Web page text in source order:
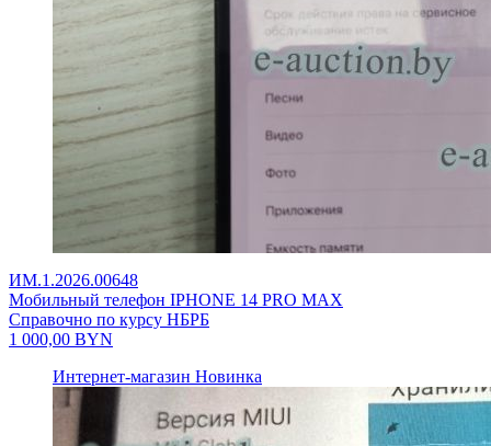
ИМ.1.2026.00648
Мобильный телефон IPHONE 14 PRO MAX
Справочно по курсу НБРБ
1 000,00 BYN
Интернет-магазин Новинка